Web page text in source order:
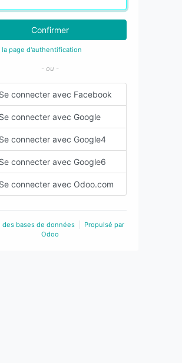
Confirmer
la page d'authentification
- ou -
Se connecter avec Facebook
Se connecter avec Google
Se connecter avec Google4
Se connecter avec Google6
Se connecter avec Odoo.com
des bases de données
Propulsé par
Odoo